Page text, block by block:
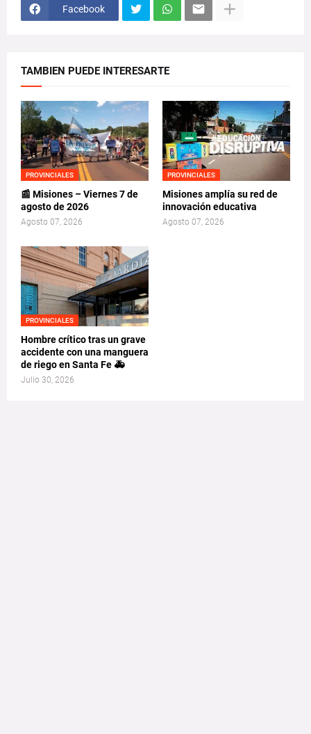
Facebook
TAMBIEN PUEDE INTERESARTE
PROVINCIALES
📰 Misiones – Viernes 7 de
agosto de 2026
Agosto 07, 2026
PROVINCIALES
Misiones amplía su red de
innovación educativa
Agosto 07, 2026
PROVINCIALES
Hombre crítico tras un grave
accidente con una manguera
de riego en Santa Fe 🚑
Julio 30, 2026